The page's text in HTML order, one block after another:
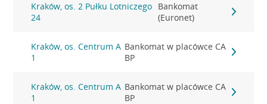
Kraków, os. 2 Pułku Lotniczego
24
Bankomat
(Euronet)
Kraków, os. Centrum A
1
Bankomat w placówce CA
BP
Kraków, os. Centrum A
1
Bankomat w placówce CA
BP